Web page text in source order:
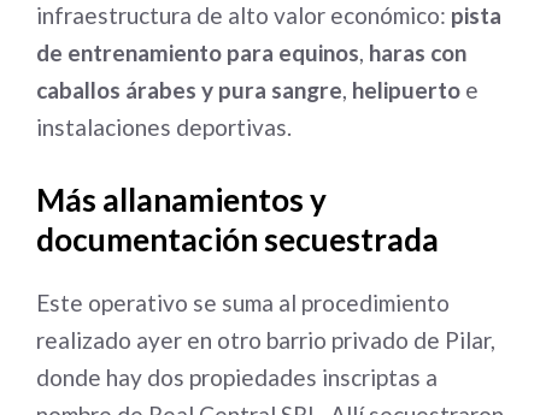
infraestructura de alto valor económico: pista
de entrenamiento para equinos, haras con
caballos árabes y pura sangre, helipuerto e
instalaciones deportivas.
Más allanamientos y
documentación secuestrada
Este operativo se suma al procedimiento
realizado ayer en otro barrio privado de Pilar,
donde hay dos propiedades inscriptas a